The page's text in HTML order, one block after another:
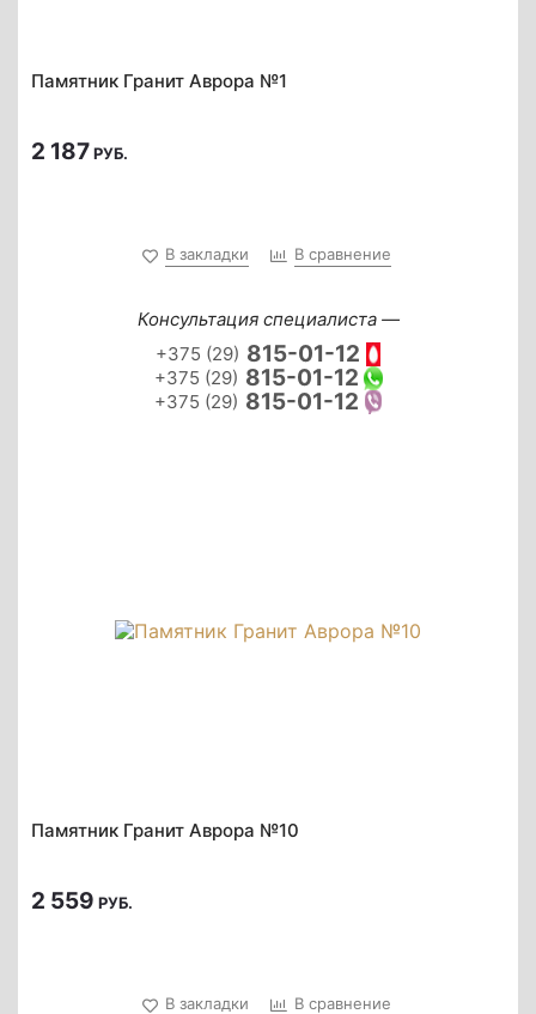
Памятник Гранит Аврора №1
2 187РУБ.
В закладки В сравнение
Консультация специалиста —
+375 (29) 815-01-12
+375 (29) 815-01-12
+375 (29) 815-01-12
Памятник Гранит Аврора №10
2 559 РУБ.
В закладки В сравнение